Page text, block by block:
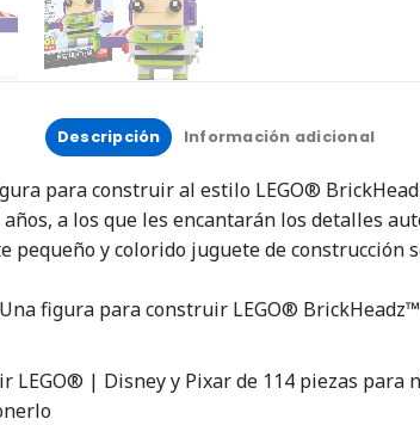
Descripción Información adicional
para construir al estilo LEGO®
a los que les encantarán los detalles
pequeño y colorido juguete de
figura para construir LEGO®
LEGO® | Disney y Pixar de 114 piezas